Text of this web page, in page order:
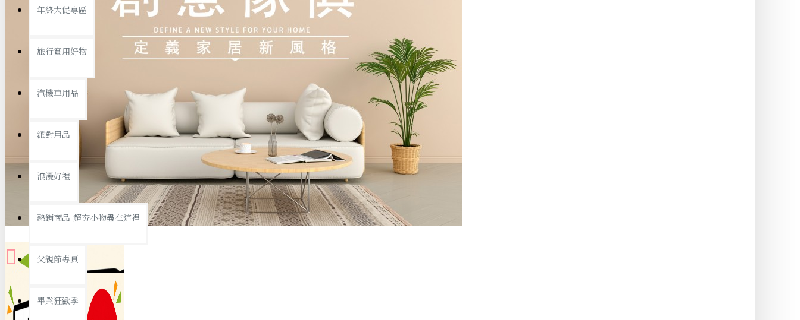
查看更多
置物架/收納櫃
銅板精選
年終大促專區
旅行實用好物
汽機車用品
派對用品
浪漫好禮
熱銷商品-超夯小物盡在這裡
父親節專頁
畢業狂歡季